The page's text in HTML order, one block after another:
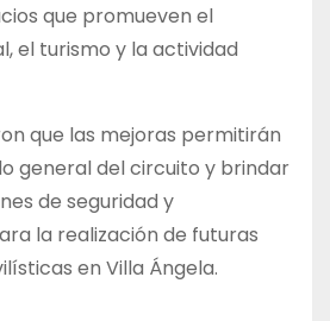
que promueven el
el turismo y la actividad
que las mejoras permitirán
general del circuito y brindar
de seguridad y
la realización de futuras
en Villa Ángela.